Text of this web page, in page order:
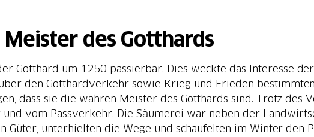
des Gotthards
Gotthard um 1250 passierbar. Dies weckte das Interesse
den Gotthardverkehr sowie Krieg und Frieden
dass sie die wahren Meister des Gotthards sind. Trotz des
vom Passverkehr. Die Säumerei war neben der
unterhielten die Wege und schaufelten im Winter den